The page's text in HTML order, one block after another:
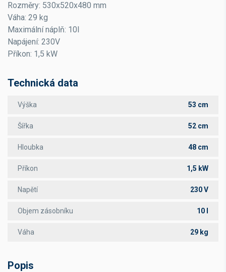
Rozměry: 530x520x480 mm
Váha: 29 kg
Maximální náplň: 10l
Napájení: 230V
Příkon: 1,5 kW
Technická data
Výška 53 cm
Šířka 52 cm
Hloubka 48 cm
Příkon 1,5 kW
Napětí 230 V
Objem zásobníku 10 l
Váha 29 kg
Popis